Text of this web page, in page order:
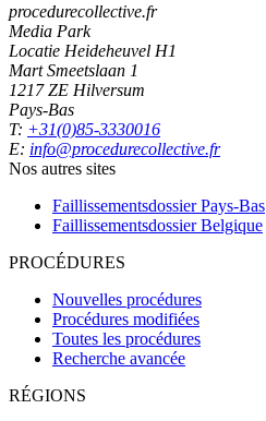
procedurecollective.fr
Media Park
Locatie Heideheuvel H1
Mart Smeetslaan 1
1217 ZE Hilversum
Pays-Bas
T: +31(0)85-3330016
E: info@procedurecollective.fr
Nos autres sites
Faillissementsdossier Pays-Bas
Faillissementsdossier Belgique
PROCÉDURES
Nouvelles procédures
Procédures modifiées
Toutes les procédures
Recherche avancée
RÉGIONS